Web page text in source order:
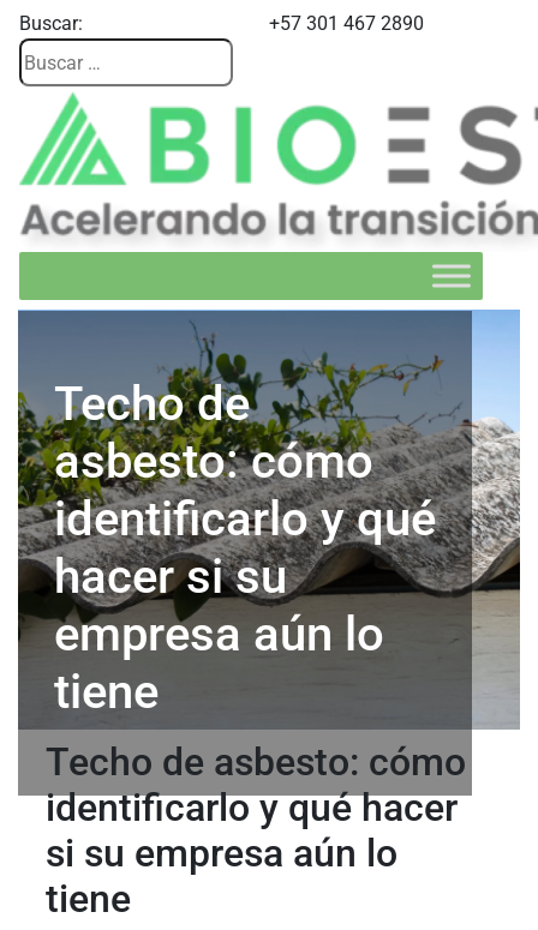
Buscar: +57 301 467 2890
Techo de
asbesto: cómo
identificarlo y qué
hacer si su
empresa aún lo
tiene
Techo de asbesto: cómo
identificarlo y qué hacer
si su empresa aún lo
tiene